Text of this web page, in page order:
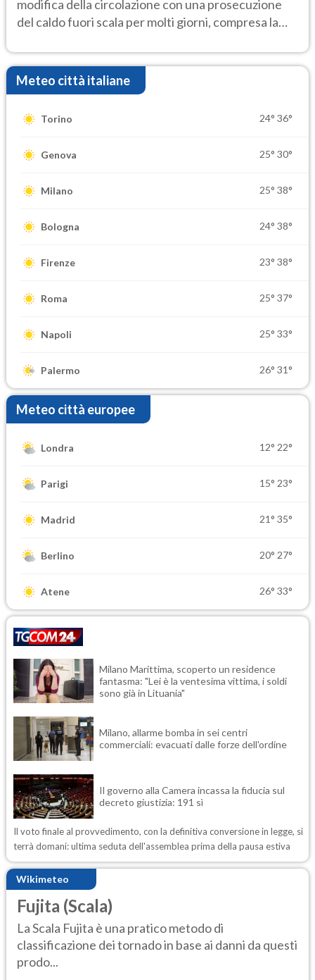
modifica della circolazione con una prosecuzione
del caldo fuori scala per molti giorni, compresa la
Meteo città italiane
Torino 24° 36°
Genova 25° 30°
Milano 25° 38°
Bologna 24° 38°
Firenze 23° 38°
Roma 25° 37°
Napoli 25° 33°
Palermo 26° 31°
Meteo città europee
Londra 12° 22°
Parigi 15° 23°
Madrid 21° 35°
Berlino 20° 27°
Atene 26° 33°
Milano Marittima, scoperto un residence
fantasma: "Lei è la ventesima vittima, i soldi
sono già in Lituania"
Milano, allarme bomba in sei centri
commerciali: evacuati dalle forze dell'ordine
Il governo alla Camera incassa la fiducia sul
decreto giustizia: 191 sì
Il voto finale al provvedimento, con la definitiva conversione in legge, si
terrà domani: ultima seduta dell'assemblea prima della pausa estiva
Wikimeteo
Fujita (Scala)
La Scala Fujita è una pratico metodo di
classificazione dei tornado in base ai danni da questi
prodo...